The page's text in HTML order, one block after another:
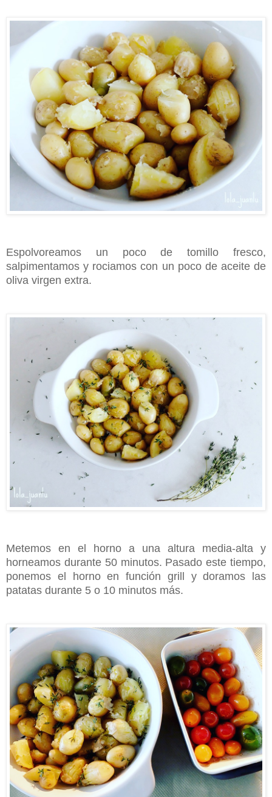
Espolvoreamos un poco de tomillo fresco,
salpimentamos y rociamos con un poco de aceite de
oliva virgen extra.
Metemos en el horno a una altura media-alta y
horneamos durante 50 minutos. Pasado este tiempo,
ponemos el horno en función grill y doramos las
patatas durante 5 o 10 minutos más.